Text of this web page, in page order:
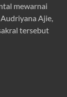
mewarnai
Ajie,
tersebut